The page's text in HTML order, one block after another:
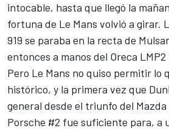
intocable, hasta que llegó la
fortuna de Le Mans volvió a girar.
919 se paraba en la recta de
entonces a manos del Oreca LMP2
Pero Le Mans no quiso permitir lo
histórico, y la primera vez que
general desde el triunfo del Mazda
Porsche #2 fue suficiente para, a